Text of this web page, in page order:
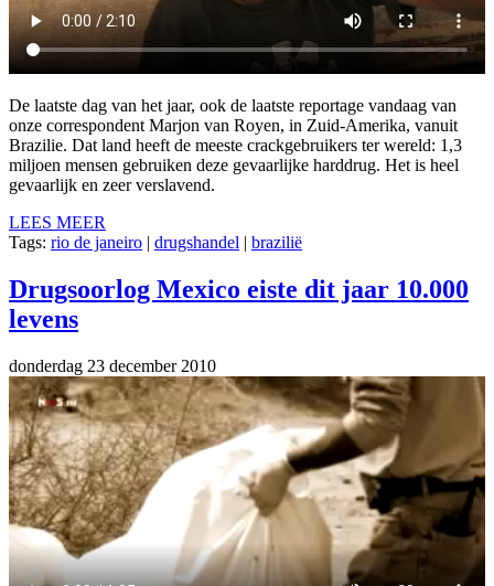
De laatste dag van het jaar, ook de laatste reportage vandaag van
onze correspondent Marjon van Royen, in Zuid-Amerika, vanuit
Brazilie. Dat land heeft de meeste crackgebruikers ter wereld: 1,3
miljoen mensen gebruiken deze gevaarlijke harddrug. Het is heel
gevaarlijk en zeer verslavend.
LEES MEER
Tags: rio de janeiro | drugshandel | brazilië
Drugsoorlog Mexico eiste dit jaar 10.000
levens
donderdag 23 december 2010